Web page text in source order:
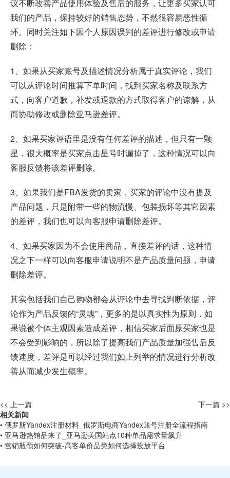
议不断改善产品使用体验及售后的服务，让更多买家认可
我们的产品，保持较好的销售态势，不然很容易恶性循
环。同时关注如下因个人原因误判的差评进行修改或申请
删除：
1、如果从买家账号及描述情况分析属于真实评论，我们
可以从评论时间推算下单时间，找到买家名称及联系方
式，向客户道歉，补发或退款的方式取得客户的谅解，从
而协助修改或删除亚马逊差评。
2、如果买家评语里是没有任何差评的描述，但只有一颗
星，很大概率是买家点击星号时漏掉了，这种情况可以向
客服反馈将该差评删除。
3、如果我们是FBA发货的卖家，买家的评论中没有提及
产品问题，只是附带一些的物流慢、包装损坏等其它因素
的差评，我们也可以向客服申请删除差评。
4、如果买家因为不会使用商品，直接差评的话，这种情
况之下一样可以向客服申请说明不是产品质量问题，申请
删除差评。
其实包括我们自己购物都会从评论中去寻找判断依据，评
论作为产品反馈的“灵魂”，更多的是以真实性为原则，如
果说被个体主观因素造成差评，相信买家后面原买家也是
不会受到影响的，所以除了提高我们产品质量加强售后反
馈速度，差评是可以经过我们如上列举的情况进行分析改
善从而减少发生概率。
<< 上一篇
下一篇 >>
相关新闻
• 俄罗斯Yandex注册材料_俄罗斯电商Yandex账号注册全流程指南
• 亚马逊热销品来了_亚马逊美国站点10种单品需求量飙升
• 营销瓶颈如何突破-高客单价品类如何选择投放平台